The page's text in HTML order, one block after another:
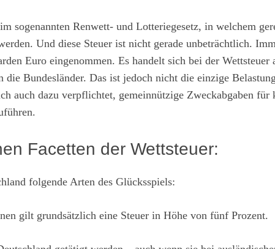
sogenannten Renwett- und Lotteriegesetz, in welchem
Und diese Steuer ist nicht gerade unbeträchtlich.
Euro eingenommen. Es handelt sich bei der
die Bundesländer. Das ist jedoch nicht die einzige
auch dazu verpflichtet, gemeinnützige Zweckabgaben
Facetten der Wettsteuer:
folgende Arten des Glücksspiels:
gilt grundsätzlich eine Steuer in Höhe von fünf Prozent.